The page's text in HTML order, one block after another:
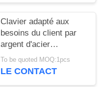
Clavier adapté aux
besoins du client par
argent d'acier
inoxydable avec l'écran
mené pour
To be quoted MOQ:1pcs
LE CONTACT